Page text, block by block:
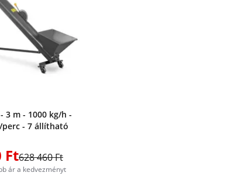
3 m - 1000 kg/h -
- 7 állítható
Ft628 460 Ft
ár a kedvezményt